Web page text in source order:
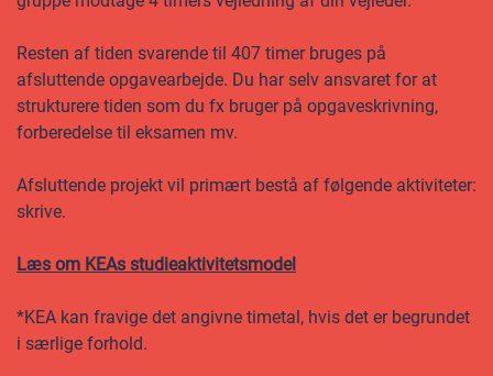
Resten af tiden svarende til 407 timer bruges på
afsluttende opgavearbejde. Du har selv ansvaret for at
strukturere tiden som du fx bruger på opgaveskrivning,
forberedelse til eksamen mv.
Afsluttende projekt vil primært bestå af følgende aktiviteter:
skrive.
Læs om KEAs studieaktivitetsmodel
*KEA kan fravige det angivne timetal, hvis det er begrundet
i særlige forhold.